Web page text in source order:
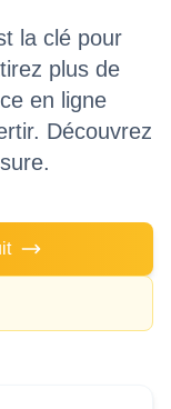
la clé pour
plus de
en ligne
Découvrez